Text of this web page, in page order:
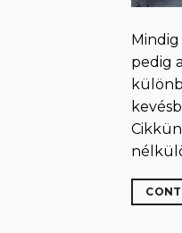
pedig